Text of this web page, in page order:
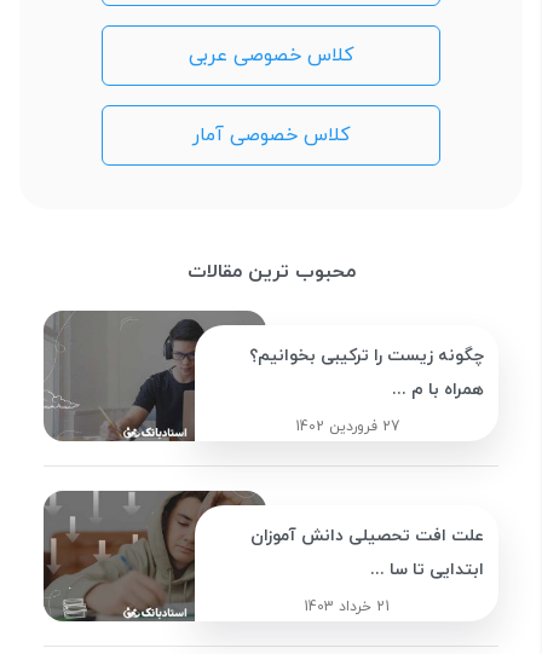
کلاس خصوصی عربی
کلاس خصوصی آمار
محبوب ترین مقالات
چگونه زیست را ترکیبی بخوانیم؟
همراه با م ...
27 فروردین 1402
علت افت تحصیلی دانش آموزان
ابتدایی تا سا ...
21 خرداد 1403